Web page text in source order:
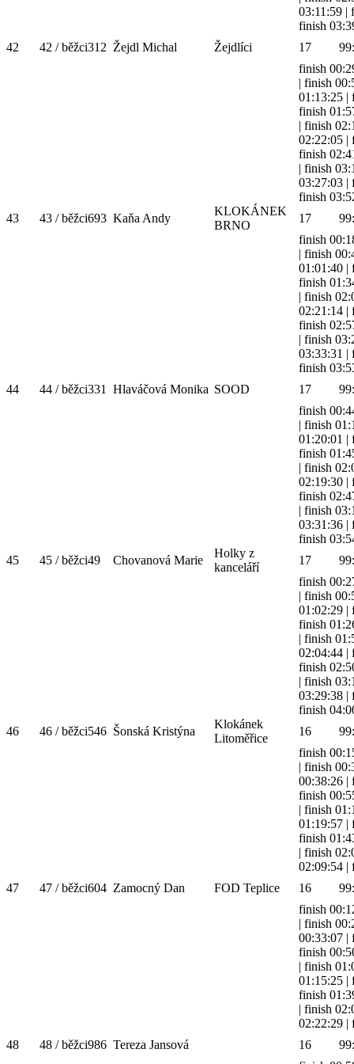
03:11:59 |
finish
42
42 / běžci312 Žejdl Michal Žejdlíci 17
finish
| finish
01:13:25 |
finish
| finish
02:22:05 |
finish
| finish
03:27:03 |
finish
43
43 / běžci693 Kaňa Andy
KLOKÁNEK
BRNO
17
finish
| finish
01:01:40 |
finish
| finish
02:21:14 |
finish
| finish
03:33:31 |
finish
44
44 / běžci331 Hlaváčová Monika SOOD 17
finish
| finish
01:20:01 |
finish
| finish
02:19:30 |
finish
| finish
03:31:36 |
finish
45
45 / běžci49 Chovanová Marie
Holky z
kanceláří
17
finish
| finish
01:02:29 |
finish
| finish
02:04:44 |
finish
| finish
03:29:38 |
finish
46
46 / běžci546 Šonská Kristýna
Klokánek
Litoměřice
16
finish
| finish
00:38:26 |
finish
| finish
01:19:57 |
finish
| finish
02:09:54 |
47
47 / běžci604 Zamocný Dan FOD Teplice 16
finish
| finish
00:33:07 |
finish
| finish
01:15:25 |
finish
| finish
02:22:29 |
48
48 / běžci986 Tereza Jansová 16